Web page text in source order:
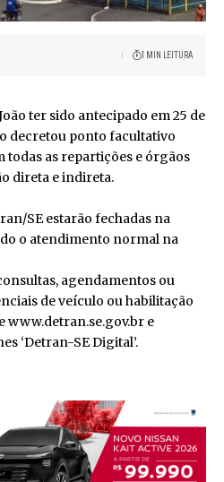
1 MIN LEITURA
ter sido antecipado em 25 de
decretou ponto facultativo
todas as repartições e órgãos
direta e indireta.
SE estarão fechadas na
o atendimento normal na
agendamentos ou
de veículo ou habilitação
www.detran.se.gov.br e
‘Detran-SE Digital’.